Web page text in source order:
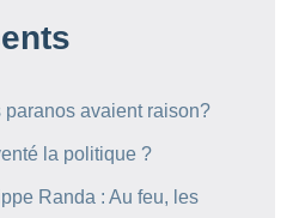
avaient raison?
la politique ?
Randa : Au feu, les